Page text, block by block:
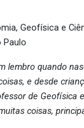
Geofísica e
Paulo
lembro quando
e desde
de Geofísica
coisas,